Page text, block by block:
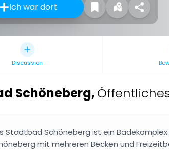
Ich war dort
Discussion
Schöneberg,
Stadtbad Schöneberg ist ein Badekomplex
mit mehreren Becken und